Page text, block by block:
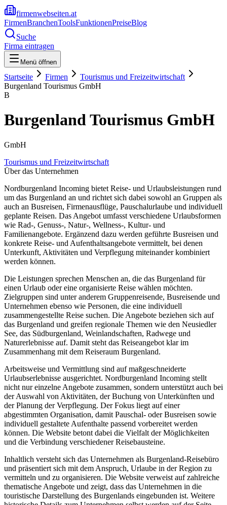
firmenwebseiten.at
FirmenBranchenToolsFunktionenPreiseBlog
Suche
Firma eintragen
Menü öffnen
Startseite Firmen
Tourismus und Freizeitwirtschaft
Burgenland Tourismus GmbH
B
Burgenland Tourismus GmbH
GmbH
Tourismus und Freizeitwirtschaft
Über das Unternehmen
Nordburgenland Incoming bietet Reise- und Urlaubsleistungen rund
um das Burgenland an und richtet sich dabei sowohl an Gruppen als
auch an Busreisen, Firmenausflüge, Pauschalurlaube und individuell
geplante Reisen. Das Angebot umfasst verschiedene Urlaubsformen
wie Rad-, Genuss-, Natur-, Wellness-, Kultur- und
Familienangebote. Ergänzend dazu werden geführte Busreisen und
konkrete Reise- und Aufenthaltsangebote vermittelt, bei denen
Unterkunft, Aktivitäten und Verpflegung miteinander kombiniert
werden können.
Die Leistungen sprechen Menschen an, die das Burgenland für
einen Urlaub oder eine organisierte Reise wählen möchten.
Zielgruppen sind unter anderem Gruppenreisende, Busreisende und
Unternehmen ebenso wie Personen, die eine individuell
zusammengestellte Reise suchen. Die Angebote beziehen sich auf
das Burgenland und greifen regionale Themen wie den Neusiedler
See, das Südburgenland, Weinlandschaften, Radwege und
Naturerlebnisse auf. Damit steht das Reiseangebot klar im
Zusammenhang mit dem Reiseraum Burgenland.
Arbeitsweise und Vermittlung sind auf maßgeschneiderte
Urlaubserlebnisse ausgerichtet. Nordburgenland Incoming stellt
nicht nur einzelne Angebote zusammen, sondern unterstützt auch bei
der Auswahl von Aktivitäten, der Buchung von Unterkünften und
der Planung der Verpflegung. Der Fokus liegt auf einer
abgestimmten Organisation, damit Pauschal- oder Busreisen sowie
individuell gestaltete Aufenthalte passend vorbereitet werden
können. Die Website betont dabei die Vielfalt der Möglichkeiten
und die Verbindung verschiedener Reisebausteine.
Inhaltlich versteht sich das Unternehmen als Burgenland-Reisebüro
und präsentiert sich mit dem Anspruch, Urlaube in der Region zu
vermitteln und zu organisieren. Die Website verweist auf zahlreiche
thematische Angebote und zeigt, dass das Unternehmen in die
touristische Darstellung des Burgenlands eingebunden ist. Weitere